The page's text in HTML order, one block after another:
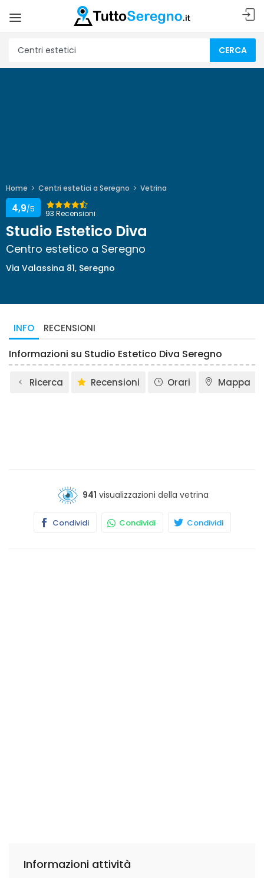
CERCA
Home Centri estetici a Seregno Vetrina
93 Recensioni
4,9/5
Studio Estetico Diva
Centro estetico a Seregno
Via Valassina 81, Seregno
INFO RECENSIONI
Informazioni su Studio Estetico Diva Seregno
Ricerca Recensioni Orari Mappa
941 visualizzazioni della vetrina
Condividi Condividi Condividi
Informazioni attività